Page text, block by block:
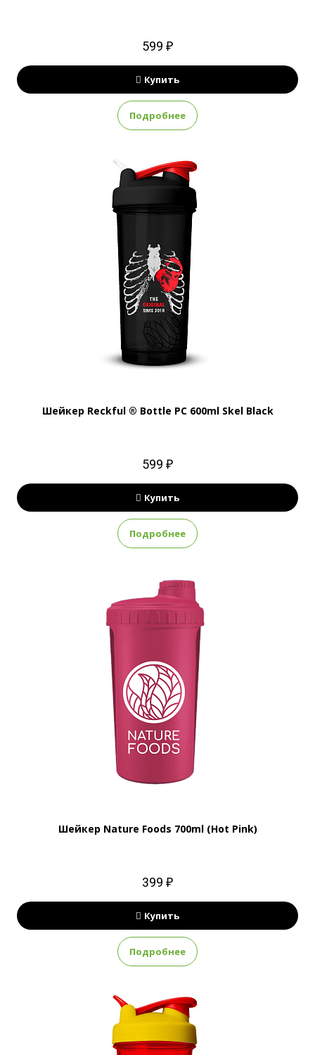
599 ₽
Купить
Подробнее
Шейкер Reckful ® Bottle PC 600ml Skel Black
599 ₽
Купить
Подробнее
Шейкер Nature Foods 700ml (Hot Pink)
399 ₽
Купить
Подробнее